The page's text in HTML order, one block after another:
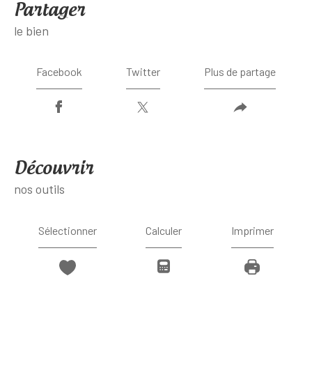
partager
le bien
Facebook Twitter Plus de partage
découvrir
nos outils
Sélectionner Calculer Imprimer